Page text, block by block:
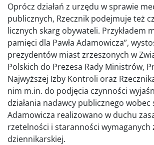
Oprócz działań z urzędu w sprawie
publicznych, Rzecznik podejmuje też
licznych skarg obywateli. Przykładem
pamięci dla Pawła Adamowicza”,
prezydentów miast zrzeszonych w
Polskich do Prezesa Rady Ministrów,
Najwyższej Izby Kontroli oraz
nim m.in. do podjęcia czynności
działania nadawcy publicznego wobec
Adamowicza realizowano w duchu
rzetelności i staranności wymaganych
dziennikarskiej.